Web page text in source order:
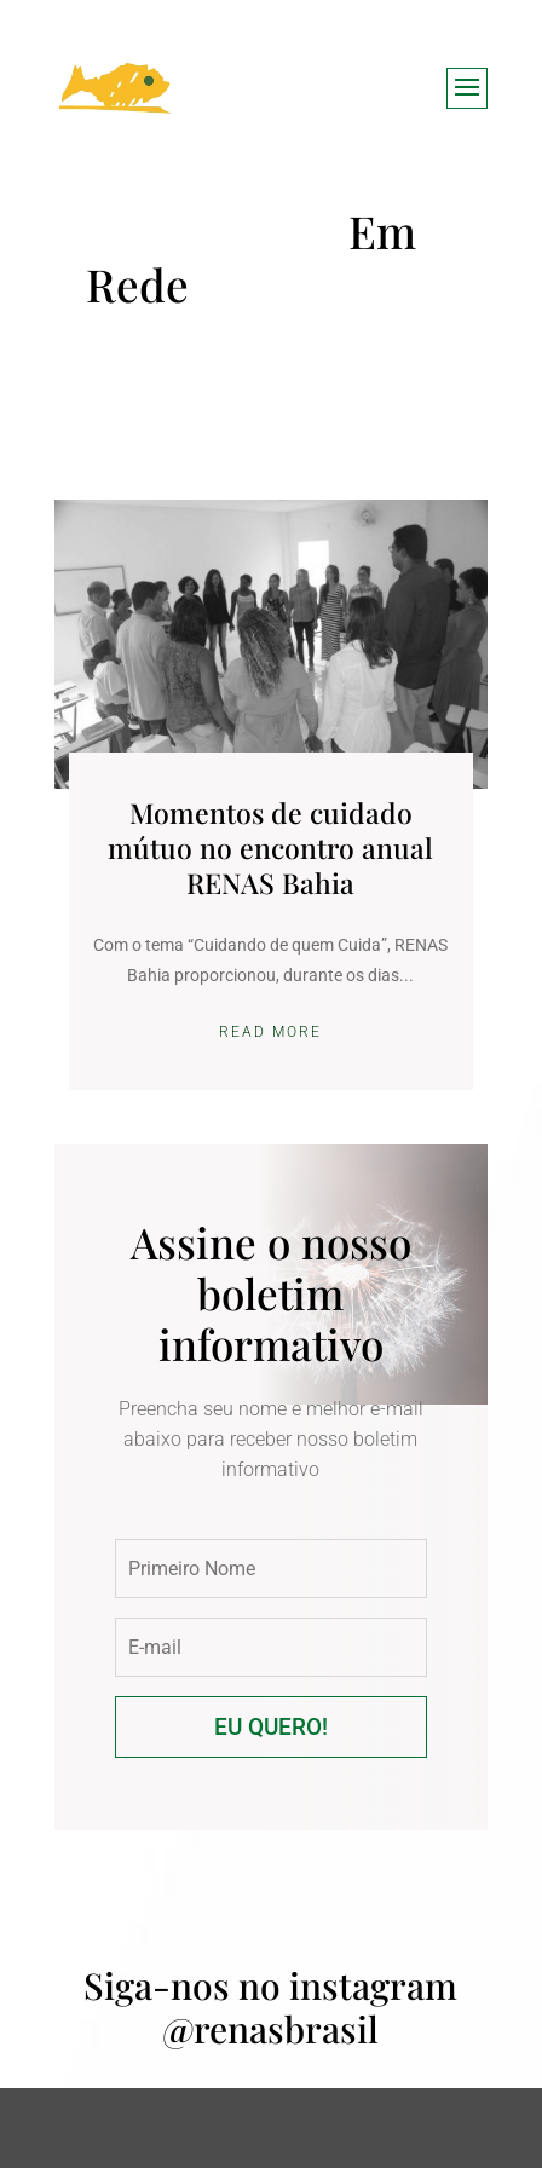
Momentos de cuidado
mútuo no encontro anual
RENAS Bahia
Com o tema “Cuidando de quem Cuida”, RENAS
Bahia proporcionou, durante os dias...
READ MORE
Assine o nosso
boletim
informativo
Preencha seu nome e melhor e-mail
abaixo para receber nosso boletim
informativo
EU QUERO!
Siga-nos no instagram
@renasbrasil